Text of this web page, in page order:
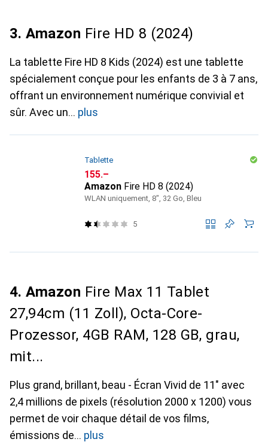
3. Amazon Fire HD 8 (2024)
La tablette Fire HD 8 Kids (2024) est une tablette
spécialement conçue pour les enfants de 3 à 7 ans,
offrant un environnement numérique convivial et
sûr. Avec un
plus
Tablette
CHF
155.–
Amazon Fire HD 8 (2024)
WLAN uniquement, 8", 32 Go, Bleu
5
4. Amazon Fire Max 11 Tablet
27,94cm (11 Zoll), Octa-Core-
Prozessor, 4GB RAM, 128 GB, grau,
mit...
Plus grand, brillant, beau - Écran Vivid de 11" avec
2,4 millions de pixels (résolution 2000 x 1200) vous
permet de voir chaque détail de vos films,
émissions de
plus